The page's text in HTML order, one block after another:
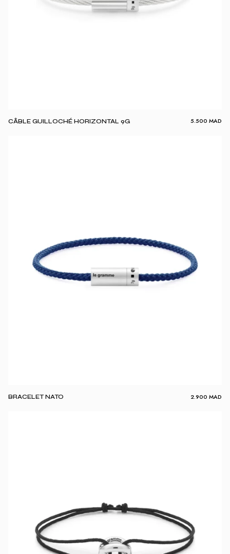
CÂBLE GUILLOCHÉ HORIZONTAL 9G 5.500 MAD
BRACELET NATO 2.900 MAD